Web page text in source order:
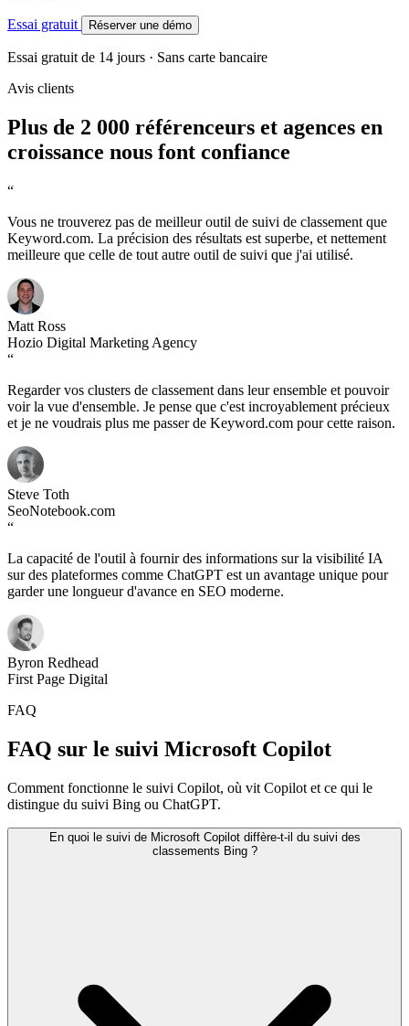
Essai gratuit Réserver une démo
Essai gratuit de 14 jours · Sans carte bancaire
Avis clients
Plus de 2 000 référenceurs et agences en
croissance nous font confiance
“
Vous ne trouverez pas de meilleur outil de suivi de classement que
Keyword.com. La précision des résultats est superbe, et nettement
meilleure que celle de tout autre outil de suivi que j'ai utilisé.
Matt Ross
Hozio Digital Marketing Agency
“
Regarder vos clusters de classement dans leur ensemble et pouvoir
voir la vue d'ensemble. Je pense que c'est incroyablement précieux
et je ne voudrais plus me passer de Keyword.com pour cette raison.
Steve Toth
SeoNotebook.com
“
La capacité de l'outil à fournir des informations sur la visibilité IA
sur des plateformes comme ChatGPT est un avantage unique pour
garder une longueur d'avance en SEO moderne.
Byron Redhead
First Page Digital
FAQ
FAQ sur le suivi Microsoft Copilot
Comment fonctionne le suivi Copilot, où vit Copilot et ce qui le
distingue du suivi Bing ou ChatGPT.
En quoi le suivi de Microsoft Copilot diffère-t-il du suivi des
classements Bing ?